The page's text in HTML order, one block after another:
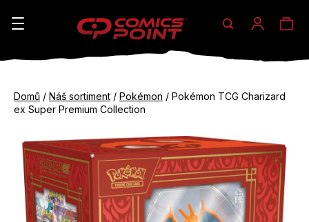
Hledat
Domů / Náš sortiment / Pokémon / Pokémon TCG Charizard
ex Super Premium Collection
K
do
do
o